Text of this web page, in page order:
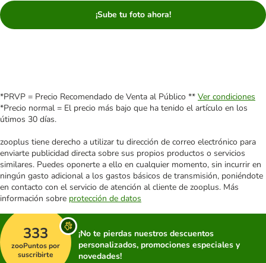
¡Sube tu foto ahora!
*PRVP = Precio Recomendado de Venta al Público ** Ver condiciones
*Precio normal = El precio más bajo que ha tenido el artículo en los
útimos 30 días.
zooplus tiene derecho a utilizar tu dirección de correo electrónico para
enviarte publicidad directa sobre sus propios productos o servicios
similares. Puedes oponerte a ello en cualquier momento, sin incurrir en
ningún gasto adicional a los gastos básicos de transmisión, poniéndote
en contacto con el servicio de atención al cliente de zooplus. Más
información sobre protección de datos
333
zooPuntos por
suscribirte
¡No te pierdas nuestros descuentos
personalizados, promociones especiales y
novedades!